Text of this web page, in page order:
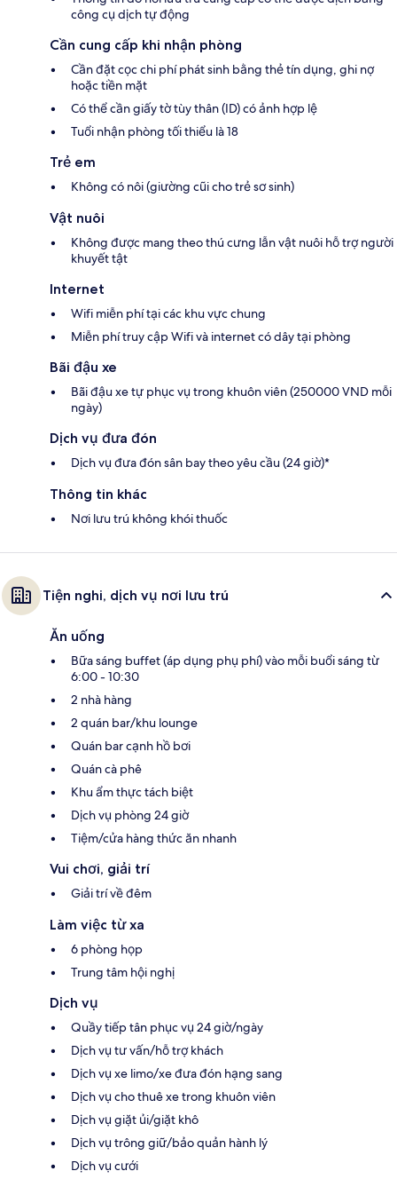
công cụ dịch tự động
Cần cung cấp khi nhận phòng
Cần đặt cọc chi phí phát sinh bằng thẻ tín dụng, ghi nợ
hoặc tiền mặt
Có thể cần giấy tờ tùy thân (ID) có ảnh hợp lệ
Tuổi nhận phòng tối thiểu là 18
Trẻ em
Không có nôi (giường cũi cho trẻ sơ sinh)
Vật nuôi
Không được mang theo thú cưng lẫn vật nuôi hỗ trợ người
khuyết tật
Internet
Wifi miễn phí tại các khu vực chung
Miễn phí truy cập Wifi và internet có dây tại phòng
Bãi đậu xe
Bãi đậu xe tự phục vụ trong khuôn viên (250000 VND mỗi
ngày)
Dịch vụ đưa đón
Dịch vụ đưa đón sân bay theo yêu cầu (24 giờ)*
Thông tin khác
Nơi lưu trú không khói thuốc
Tiện nghi, dịch vụ nơi lưu trú
Ăn uống
Bữa sáng buffet (áp dụng phụ phí) vào mỗi buổi sáng từ
6:00 - 10:30
2 nhà hàng
2 quán bar/khu lounge
Quán bar cạnh hồ bơi
Quán cà phê
Khu ẩm thực tách biệt
Dịch vụ phòng 24 giờ
Tiệm/cửa hàng thức ăn nhanh
Vui chơi, giải trí
Giải trí về đêm
Làm việc từ xa
6 phòng họp
Trung tâm hội nghị
Dịch vụ
Quầy tiếp tân phục vụ 24 giờ/ngày
Dịch vụ tư vấn/hỗ trợ khách
Dịch vụ xe limo/xe đưa đón hạng sang
Dịch vụ cho thuê xe trong khuôn viên
Dịch vụ giặt ủi/giặt khô
Dịch vụ trông giữ/bảo quản hành lý
Dịch vụ cưới